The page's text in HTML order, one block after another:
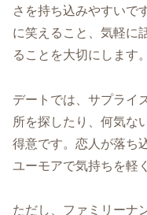
さを持ち込みやすいで
に笑えること、気軽に
ることを大切にします。
デートでは、サプライ
所を探したり、何気な
得意です。恋人が落ち
ユーモアで気持ちを軽
ただし、ファミリーナ